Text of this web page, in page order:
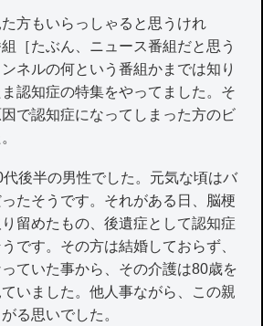
方もいらっしゃると思うけれ
［たぶん、ニュース番組だと思う
ネルの何という番組かまでは知り
認知症の特集をやってました。そ
で認知症になってしまった方のビ
後半の男性でした。元気な頃はバ
たそうです。それがある日、脳梗
留めたもの、後遺症として認知症
です。その方は結婚しておらず、
ていた事から、その介護は80歳を
いました。他人事ながら、この親
る思いでした。